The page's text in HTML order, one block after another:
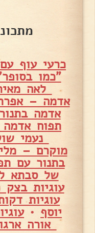
כרעי עוף
"כמו
לאה
אדמה –
אדמה
תפוח אדמה
נעמי
מוקרם –
בתנור עם
של סבתא
עוגיות
עוגיות
יוסף •
אורה